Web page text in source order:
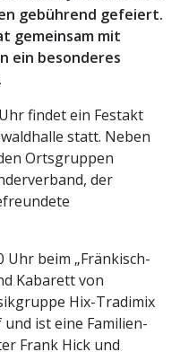
gebührend gefeiert.
gemeinsam mit
ein besonderes
findet ein Festakt
statt. Neben
Ortsgruppen
der
Uhr beim „Fränkisch-
Kabarett von
Hix-Tradimix
ist eine Familien-
Frank Hick und